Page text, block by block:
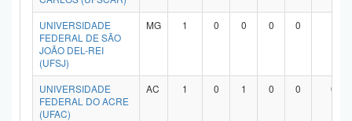
UNIVERSIDADE
FEDERAL DE SÃO
JOÃO DEL-REI
(UFSJ)
MG 1 0 0 0 0
UNIVERSIDADE
FEDERAL DO ACRE
(UFAC)
AC 1 0 1 0 0 0